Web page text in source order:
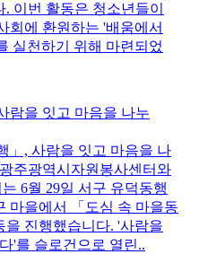
이번 활동은 청소년들이
회에 환원하는 '배움에서
실천하기 위해 마련되었
람을 잇고 마음을 나누
」, 사람을 잇고 마음을 나
주광역시자원봉사센터와
6월 29일 서구 유덕동행
마을에서 「도심 속 마을동
을 진행했습니다. '사람을
'를 슬로건으로 열린..